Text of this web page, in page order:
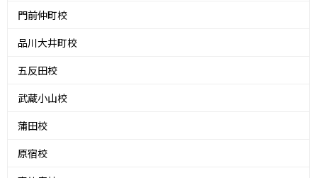
門前仲町校
品川大井町校
五反田校
武蔵小山校
蒲田校
原宿校